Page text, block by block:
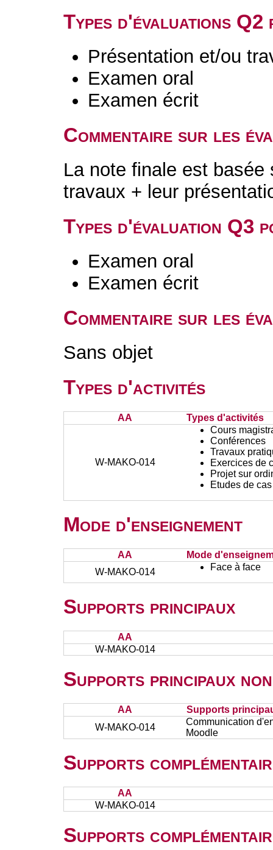
Types d'évaluations
Présentation et/ou
Examen oral
Examen écrit
Commentaire sur les
La note finale est
travaux + leur
Types d'évaluation Q3
Examen oral
Examen écrit
Commentaire sur les
Sans objet
Types d'activités
AA Types d'activités
W-MAKO-014
Cours
Conférences
Travaux
Exercices de
Projet sur
Etudes de cas
Mode d'enseignement
AA
Mode
W-MAKO-014
Face à face
Supports principaux
AA
W-MAKO-014
Supports principaux
AA
Supports
W-MAKO-014
Communication
Moodle
Supports
AA
W-MAKO-014
Supports